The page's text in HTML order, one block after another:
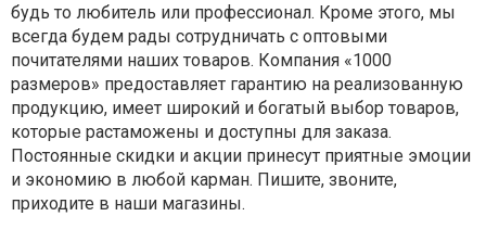
будь то любитель или профессионал. Кроме этого, мы
всегда будем рады сотрудничать с оптовыми
почитателями наших товаров. Компания «1000
размеров» предоставляет гарантию на реализованную
продукцию, имеет широкий и богатый выбор товаров,
которые растаможены и доступны для заказа.
Постоянные скидки и акции принесут приятные эмоции
и экономию в любой карман. Пишите, звоните,
приходите в наши магазины.